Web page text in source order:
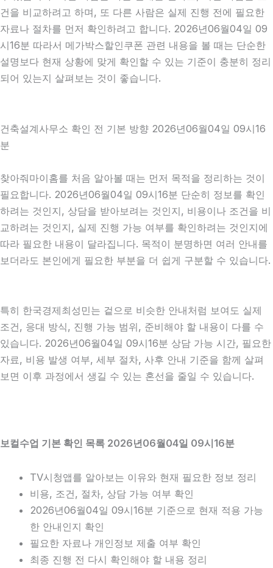
건을 비교하려고 하며, 또 다른 사람은 실제 진행 전에 필요한
자료나 절차를 먼저 확인하려고 합니다. 2026년06월04일 09
시16분 따라서 메가박스할인쿠폰 관련 내용을 볼 때는 단순한
설명보다 현재 상황에 맞게 확인할 수 있는 기준이 충분히 정리
되어 있는지 살펴보는 것이 좋습니다.
건축설계사무소 확인 전 기본 방향 2026년06월04일 09시16
분
찾아줘마이홈를 처음 알아볼 때는 먼저 목적을 정리하는 것이
필요합니다. 2026년06월04일 09시16분 단순히 정보를 확인
하려는 것인지, 상담을 받아보려는 것인지, 비용이나 조건을 비
교하려는 것인지, 실제 진행 가능 여부를 확인하려는 것인지에
따라 필요한 내용이 달라집니다. 목적이 분명하면 여러 안내를
보더라도 본인에게 필요한 부분을 더 쉽게 구분할 수 있습니다.
특히 한국경제최성민는 겉으로 비슷한 안내처럼 보여도 실제
조건, 응대 방식, 진행 가능 범위, 준비해야 할 내용이 다를 수
있습니다. 2026년06월04일 09시16분 상담 가능 시간, 필요한
자료, 비용 발생 여부, 세부 절차, 사후 안내 기준을 함께 살펴
보면 이후 과정에서 생길 수 있는 혼선을 줄일 수 있습니다.
보컬수업 기본 확인 목록 2026년06월04일 09시16분
TV시청앱를 알아보는 이유와 현재 필요한 정보 정리
비용, 조건, 절차, 상담 가능 여부 확인
2026년06월04일 09시16분 기준으로 현재 적용 가능
한 안내인지 확인
필요한 자료나 개인정보 제출 여부 확인
최종 진행 전 다시 확인해야 할 내용 정리